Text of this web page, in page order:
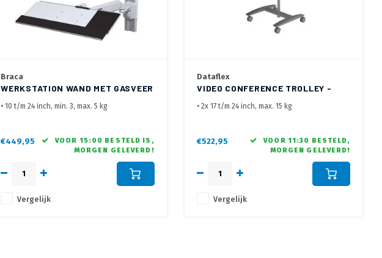
Braca
WERKSTATION WAND MET GASVEER
• 10 t/m 24 inch, min. 3, max. 5 kg
• Voorzien van Mini PC houder (max. 10 kg)
• Voorzien van 2 gasveer armen voor optimale
positionering en ergonomische werkhouding
€449,95
VOOR 15:00 BESTELD IS,
MORGEN GELEVERD!
Vergelijk
Dataflex
VIDEO CONFERENCE TROLLEY -
VIEWMATE WERKSTATION
• 2x 17 t/m 24 inch, max. 15 kg
gewenste hoogte in te stellen
• Bekabeling netjes langs de pilaar via de
• Voorzien van Camera plateau
€522,95
VOOR 11:30 BESTELD,
MORGEN GELEVERD!
Vergelijk